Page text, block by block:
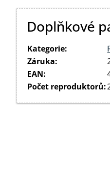
Doplňkové
Kategorie:
Záruka:
EAN:
Počet reproduktorů: